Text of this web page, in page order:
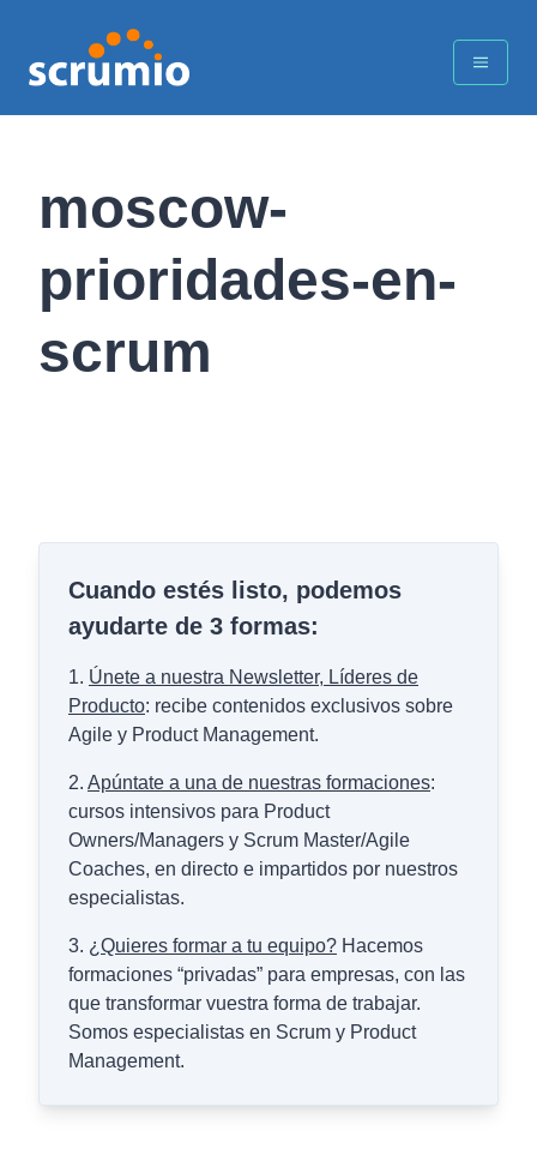
moscow-
prioridades-en-
scrum
Cuando estés listo, podemos
ayudarte de 3 formas:
1. Únete a nuestra Newsletter, Líderes de
Producto: recibe contenidos exclusivos sobre
Agile y Product Management.
2. Apúntate a una de nuestras formaciones:
cursos intensivos para Product
Owners/Managers y Scrum Master/Agile
Coaches, en directo e impartidos por nuestros
especialistas.
3. ¿Quieres formar a tu equipo? Hacemos
formaciones “privadas” para empresas, con las
que transformar vuestra forma de trabajar.
Somos especialistas en Scrum y Product
Management.